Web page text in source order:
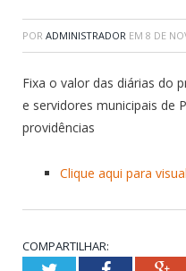
POR ADMINISTRADOR EM 8 DE
Fixa o valor das diárias do
e servidores municipais de
providências
Clique aqui para
COMPARTILHAR: